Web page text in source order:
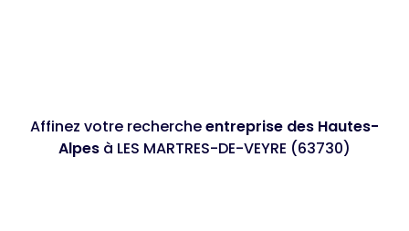
Affinez votre rechercheentreprise des Hautes-
Alpes à LES MARTRES-DE-VEYRE (63730)